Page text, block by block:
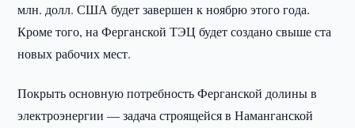
млн. долл. США будет завершен к ноябрю этого года.
Кроме того, на Ферганской ТЭЦ будет создано свыше ста
новых рабочих мест.
Покрыть основную потребность Ферганской долины в
электроэнергии — задача строящейся в Наманганской